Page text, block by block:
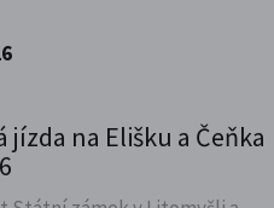
jízda na Elišku a Čeňka